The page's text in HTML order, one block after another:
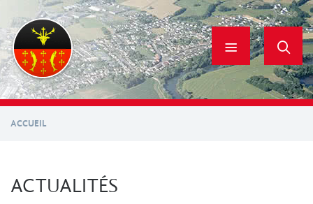
contenu
principal
ACCUEIL
ACTUALITÉS